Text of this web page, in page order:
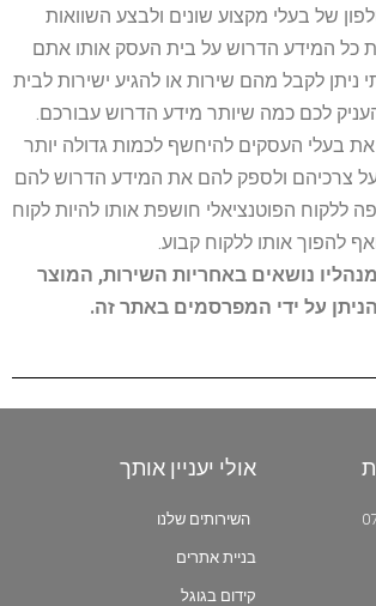
של בעלי מקצוע שונים ולבצע השוואות
כל המידע הדרוש על בית העסק אותו אתם
לקבל מהם שירות או להגיע ישירות לבית
לכם כמה שיותר מידע הדרוש עבורכם.
בעלי העסקים להיחשף לכמות גדולה יותר
על צרכיהם ולספק להם את המידע הדרוש להם
ללקוח הפוטנציאלי חושפת אותו להיות לקוח
להפוך אותו ללקוח קבוע.
נושאים באחריות השירות, המוצר
הניתן על ידי המפרסמים באתר זה.
אולי יעניין אותך
השירותים שלנו
בניית אתרים
קידום בגוגל